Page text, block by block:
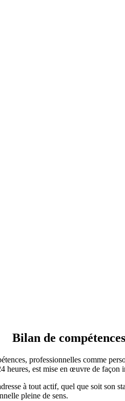
Bilan de
professionnelles comme
heures, est mise en œuvre de
à tout actif, quel que soit son
pleine de sens.